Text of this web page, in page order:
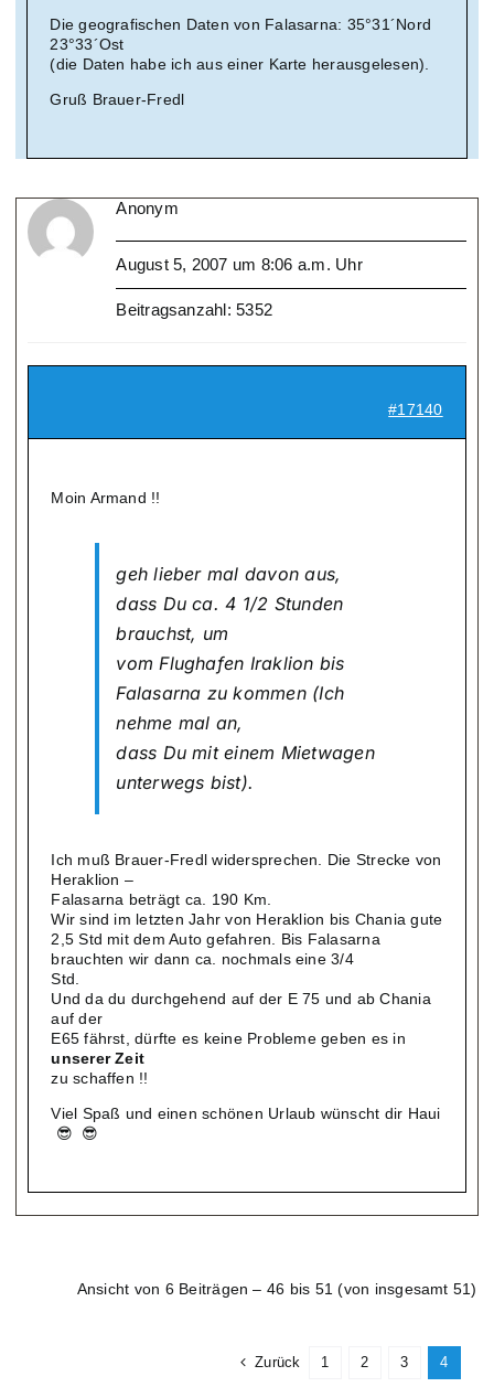
Die geografischen Daten von Falasarna: 35°31´Nord
23°33´Ost
(die Daten habe ich aus einer Karte herausgelesen).
Gruß Brauer-Fredl
Anonym
August 5, 2007 um 8:06 a.m. Uhr
Beitragsanzahl: 5352
#17140
Moin Armand !!
geh lieber mal davon aus,
dass Du ca. 4 1/2 Stunden
brauchst, um
vom Flughafen Iraklion bis
Falasarna zu kommen (Ich
nehme mal an,
dass Du mit einem Mietwagen
unterwegs bist).
Ich muß Brauer-Fredl widersprechen. Die Strecke von
Heraklion –
Falasarna beträgt ca. 190 Km.
Wir sind im letzten Jahr von Heraklion bis Chania gute
2,5 Std mit dem Auto gefahren. Bis Falasarna
brauchten wir dann ca. nochmals eine 3/4
Std.
Und da du durchgehend auf der E 75 und ab Chania
auf der
E65 fährst, dürfte es keine Probleme geben es in
unserer Zeit
zu schaffen !!
Viel Spaß und einen schönen Urlaub wünscht dir Haui
😎 😎
Ansicht von 6 Beiträgen – 46 bis 51 (von insgesamt 51)
Zurück 1 2 3 4